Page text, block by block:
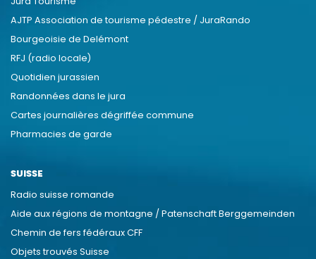
AJTP Association de tourisme pédestre / JuraRando
Bourgeoisie de Delémont
RFJ (radio locale)
Quotidien jurassien
Randonnées dans le jura
Cartes journalières dégriffée commune
Pharmacies de garde
SUISSE
Radio suisse romande
Aide aux régions de montagne / Patenschaft Berggemeinden
Chemin de fers fédéraux CFF
Objets trouvés Suisse